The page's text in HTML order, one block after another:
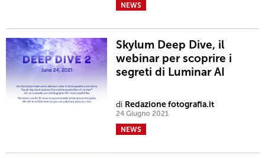
NEWS
Skylum Deep Dive, il
webinar per scoprire i
segreti di Luminar AI
di Redazione fotografia.it
24 Giugno 2021
NEWS